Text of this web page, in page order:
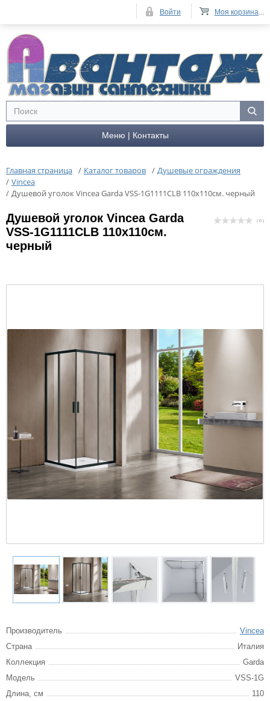
Меню | Контакты
Главная страница / Каталог товаров / Душевые ограждения
/ Vincea
/ Душевой уголок Vincea Garda VSS-1G1111CLB 110х110см. черный
Душевой уголок Vincea Garda
VSS-1G1111CLB 110х110см.
черный
( 0 )
Производитель
Vincea
Страна
Италия
Коллекция
Garda
Модель
VSS-1G
Длина, см
110
Моя корзина...
Войти